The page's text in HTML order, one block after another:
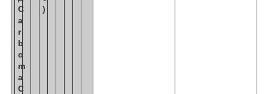
C
a
r
b
o
m
a
C
)